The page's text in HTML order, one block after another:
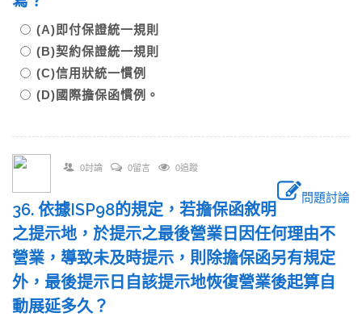
(A)即付保證統一規則
(B)契約保證統一規則
(C)信用狀統一慣例
(D)國際擔保函慣例。
0討論 0留言 0追蹤
問題討論
36. 依據ISP98的規定，若擔保函敘明
之提示地，於提示之最後營業日因任何理由不
營業，導致未及時提示，則除擔保函另有規定
外，最後提示日自該提示地恢復營業後起算自
動展延多久？